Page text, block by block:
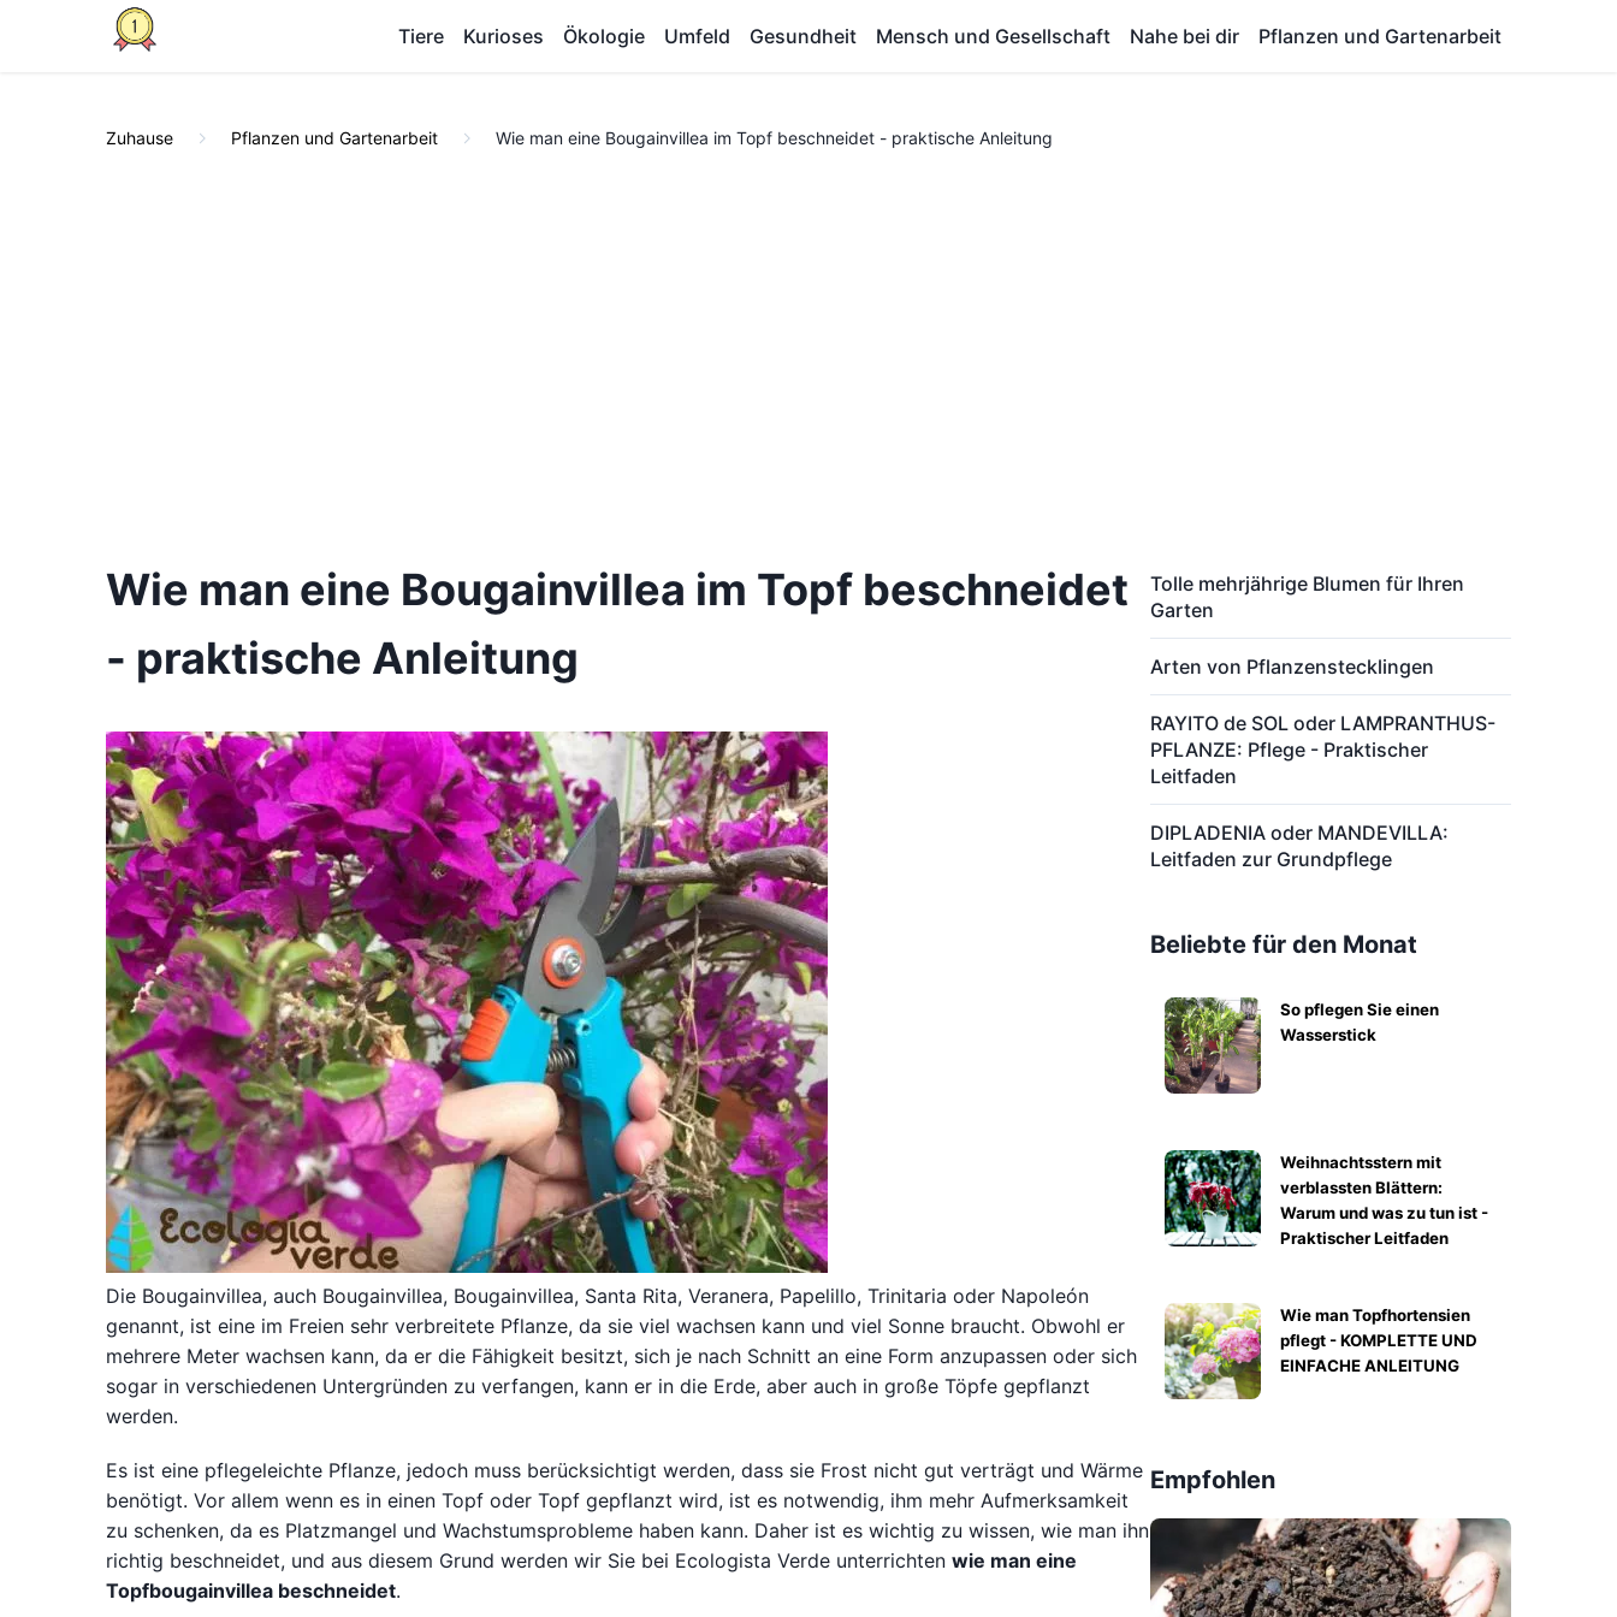
Tiere Kurioses Ökologie Umfeld Gesundheit Mensch und Gesellschaft Nahe bei dir Pflanzen und Gartenarbeit
Zuhause Pflanzen und Gartenarbeit Wie man eine Bougainvillea im Topf beschneidet - praktische Anleitung
Wie man eine Bougainvillea im Topf beschneidet
- praktische Anleitung
Die Bougainvillea, auch Bougainvillea, Bougainvillea, Santa Rita, Veranera, Papelillo, Trinitaria oder Napoleón
genannt, ist eine im Freien sehr verbreitete Pflanze, da sie viel wachsen kann und viel Sonne braucht. Obwohl er
mehrere Meter wachsen kann, da er die Fähigkeit besitzt, sich je nach Schnitt an eine Form anzupassen oder sich
sogar in verschiedenen Untergründen zu verfangen, kann er in die Erde, aber auch in große Töpfe gepflanzt
werden.
Es ist eine pflegeleichte Pflanze, jedoch muss berücksichtigt werden, dass sie Frost nicht gut verträgt und Wärme
benötigt. Vor allem wenn es in einen Topf oder Topf gepflanzt wird, ist es notwendig, ihm mehr Aufmerksamkeit
zu schenken, da es Platzmangel und Wachstumsprobleme haben kann. Daher ist es wichtig zu wissen, wie man ihn
richtig beschneidet, und aus diesem Grund werden wir Sie bei Ecologista Verde unterrichten wie man eine
Topfbougainvillea beschneidet.
Tolle mehrjährige Blumen für Ihren
Garten
Arten von Pflanzenstecklingen
RAYITO de SOL oder LAMPRANTHUS-
PFLANZE: Pflege - Praktischer
Leitfaden
DIPLADENIA oder MANDEVILLA:
Leitfaden zur Grundpflege
Beliebte für den Monat
So pflegen Sie einen
Wasserstick
Weihnachtsstern mit
verblassten Blättern:
Warum und was zu tun ist -
Praktischer Leitfaden
Wie man Topfhortensien
pflegt - KOMPLETTE UND
EINFACHE ANLEITUNG
Empfohlen